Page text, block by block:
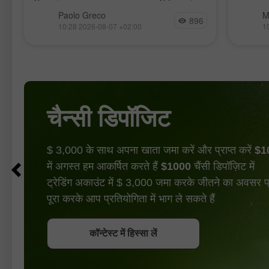
रही और पीछे हट गई। 1.1536–1.1542 क्षेत्र
और क्रिटिकल लाइन के नीचे समेकन
Paolo Greco
10:28 2026-08-07 +02:00 896
चैन्सी डिपॉजिट
$ 3,000 के साथ अपना खाता जमा करें और प्राप्त करें
में अगस्त हम आकर्षित करते हैं $1000 चैंसी डिपॉज़िट में
ट्रेडिंग अकाउंट में $ 3,000 जमा करके जीतने का अवसर
पूरा करके आप प्रतियोगिता में भाग ले सकते हैं
कॉन्टेस्ट में हिस्सा लें
कॉन्टेस्ट में हिस्सा लें